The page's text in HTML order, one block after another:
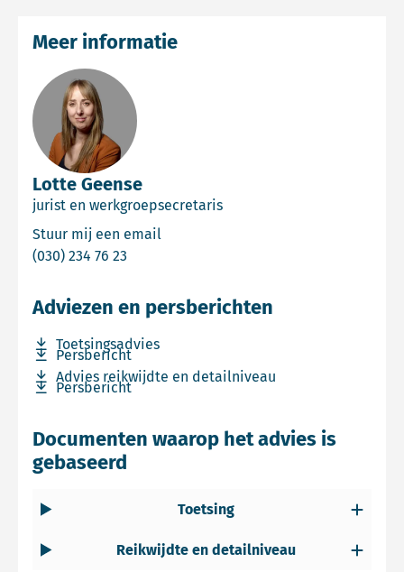
Lotte Geense
jurist en werkgroepsecretaris
Stuur mij een email
(030) 234 76 23
Meer informatie
Adviezen en persberichten
Toetsingsadvies
Download bestand Toetsingsadvies
Persbericht
Download bestand Persbericht
Advies reikwijdte en detailniveau
Download bestand Advies reikwijdte en detailniveau
Persbericht
Download bestand Persbericht
Documenten waarop het advies is
gebaseerd
Toetsing
Reikwijdte en detailniveau